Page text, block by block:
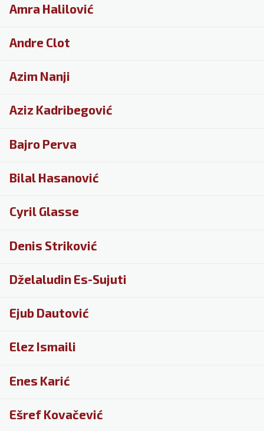
Amra Halilović
Andre Clot
Azim Nanji
Aziz Kadribegović
Bajro Perva
Bilal Hasanović
Cyril Glasse
Denis Striković
Dželaludin Es-Sujuti
Ejub Dautović
Elez Ismaili
Enes Karić
Ešref Kovačević